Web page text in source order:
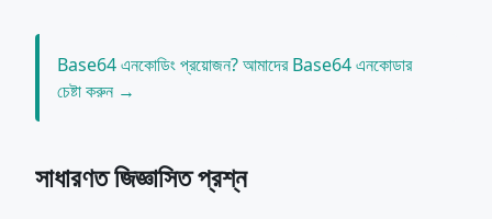
Base64 এনকোডিং প্রয়োজন? আমাদের Base64 এনকোডার
চেষ্টা করুন →
সাধারণত জিজ্ঞাসিত প্রশ্ন